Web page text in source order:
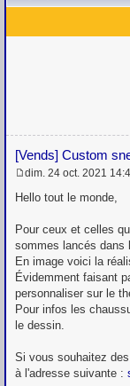
[Vends] Custom
e
a
g
e
dim. 24 oct. 2021
Hello tout le monde,
Pour ceux et celles
sommes lancés dans
En image voici la
Évidemment faisant
personnaliser sur le
Pour infos les
le dessin.
Si vous souhaitez
à l'adresse suivante :